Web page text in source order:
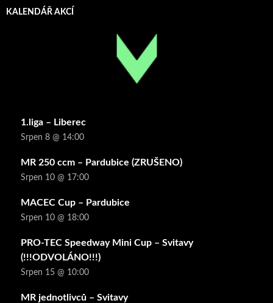
KALENDÁŘ AKCÍ
1.liga – Liberec
Srpen 8 @ 14:00
MR 250 ccm – Pardubice (ZRUŠENO)
Srpen 10 @ 17:00
MACEC Cup – Pardubice
Srpen 10 @ 18:00
PRO-TEC Speedway Mini Cup – Svitavy
(!!!ODVOLÁNO!!!)
Srpen 15 @ 10:00
MR jednotlivců – Svitavy